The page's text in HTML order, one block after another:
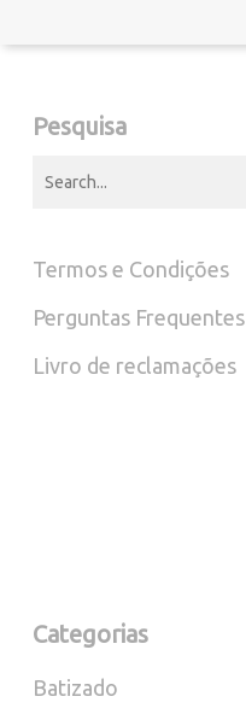
Pesquisa
Termos e Condições
Perguntas Frequentes
Livro de reclamações
Categorias
Batizado